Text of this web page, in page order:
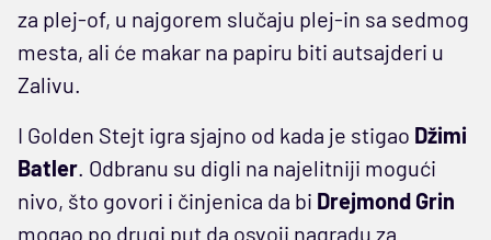
za plej-of, u najgorem slučaju plej-in sa sedmog
mesta, ali će makar na papiru biti autsajderi u
Zalivu.
I Golden Stejt igra sjajno od kada je stigao Džimi
Batler. Odbranu su digli na najelitniji mogući
nivo, što govori i činjenica da bi Drejmond Grin
mogao po drugi put da osvoji nagradu za